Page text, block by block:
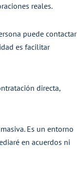
reales.
puede contactar
es facilitar
directa,
Es un entorno
en acuerdos ni